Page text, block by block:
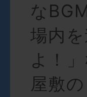
な
場内
よ！
屋敷